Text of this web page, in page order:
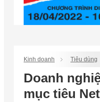
Kinh doanh Tiêu dùng
Doanh
mục tiêu